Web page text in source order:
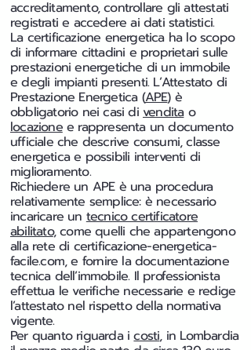
accreditamento, controllare gli attestati
registrati e accedere ai dati statistici.
La certificazione energetica ha lo scopo
di informare cittadini e proprietari sulle
prestazioni energetiche di un immobile
e degli impianti presenti. L’Attestato di
Prestazione Energetica (APE) è
obbligatorio nei casi di venditao
locazionee rappresenta un documento
ufficiale che descrive consumi, classe
energetica e possibili interventi di
miglioramento.
Richiedere un APE è una procedura
relativamente semplice: è necessario
incaricare untecnico certificatore
abilitato, come quelli che appartengono
alla rete di certificazione-energetica-
facile.com, e fornire la documentazione
tecnica dell’immobile. Il professionista
effettua le verifiche necessarie e redige
l’attestato nel rispetto della normativa
vigente.
Per quanto riguarda icosti, in Lombardia